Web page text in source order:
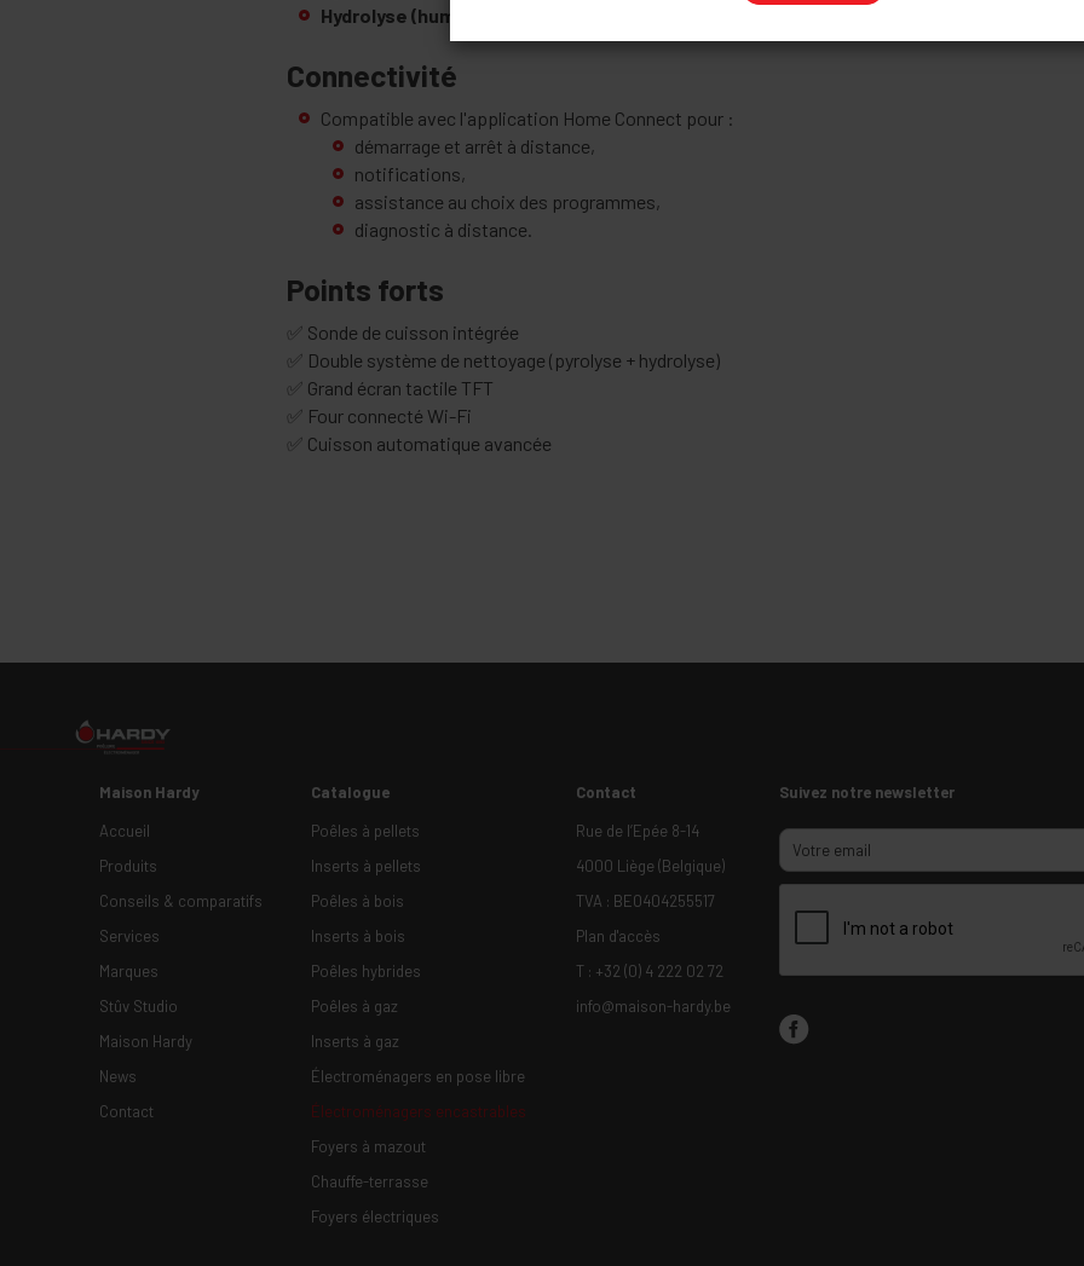
Hydrolyse (humidClean Plus)
Connectivité
Compatible avec l'application Home Connect pour :
démarrage et arrêt à distance,
notifications,
assistance au choix des programmes,
diagnostic à distance.
Points forts
✅ Sonde de cuisson intégrée
✅ Double système de nettoyage (pyrolyse + hydrolyse)
✅ Grand écran tactile TFT
✅ Four connecté Wi-Fi
✅ Cuisson automatique avancée
Maison Hardy
Accueil
Produits
Conseils & comparatifs
Services
Marques
Stûv Studio
Maison Hardy
News
Contact
Catalogue
Poêles à pellets
Inserts à pellets
Poêles à bois
Inserts à bois
Poêles hybrides
Poêles à gaz
Inserts à gaz
Électroménagers en pose libre
Électroménagers encastrables
Foyers à mazout
Chauffe-terrasse
Foyers électriques
Contact
Rue de l’Epée 8-14
4000 Liège (Belgique)
TVA : BE0404255517
Plan d'accès
T : +32 (0) 4 222 02 72
info@maison-hardy.be
Suivez notre newsletter